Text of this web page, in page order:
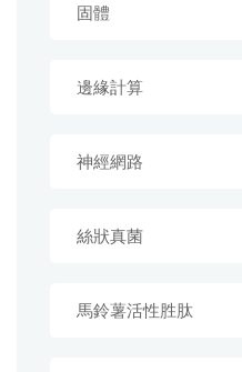
固體
邊緣計算
神經網路
絲狀真菌
馬鈴薯活性胜肽